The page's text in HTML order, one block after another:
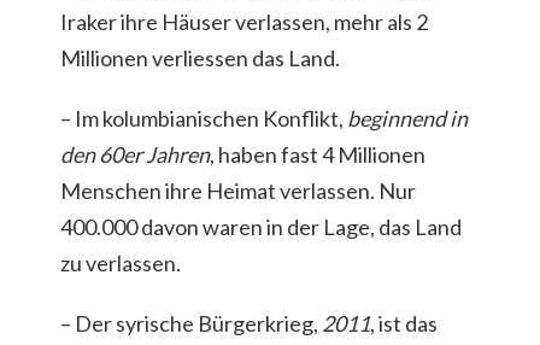
Iraker ihre Häuser verlassen, mehr als 2
Millionen verliessen das Land.
– Im kolumbianischen Konflikt, beginnend in
den 60er Jahren, haben fast 4 Millionen
Menschen ihre Heimat verlassen. Nur
400.000 davon waren in der Lage, das Land
zu verlassen.
– Der syrische Bürgerkrieg, 2011, ist das